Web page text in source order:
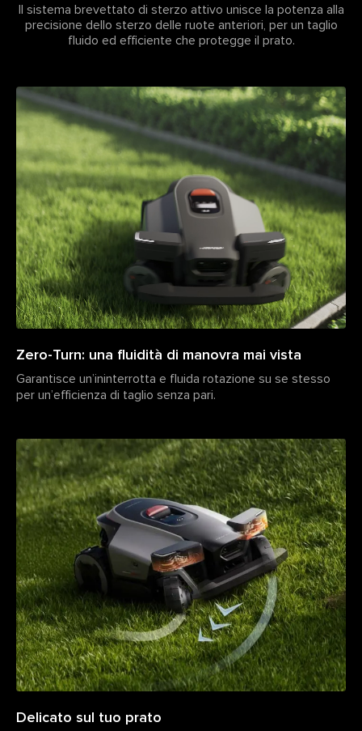
Il sistema brevettato di sterzo attivo unisce la potenza alla
precisione dello sterzo delle ruote anteriori, per un taglio
fluido ed efficiente che protegge il prato.
Zero-Turn: una fluidità di manovra mai vista
Garantisce un’ininterrotta e fluida rotazione su se stesso
per un’efficienza di taglio senza pari.
Delicato sul tuo prato